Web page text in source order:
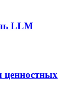
LLM
ценностных